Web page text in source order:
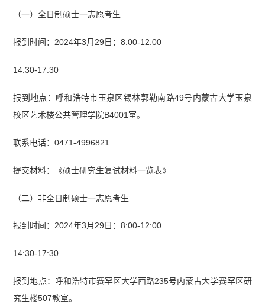
（一）全日制硕士一志愿考生
报到时间：2024年3月29日：8:00-12:00
14:30-17:30
报到地点：呼和浩特市玉泉区锡林郭勒南路49号内蒙古大学玉泉
校区艺术楼公共管理学院B4001室。
联系电话：0471-4996821
提交材料：《硕士研究生复试材料一览表》
（二）非全日制硕士一志愿考生
报到时间：2024年3月29日：8:00-12:00
14:30-17:30
报到地点：呼和浩特市赛罕区大学西路235号内蒙古大学赛罕区研
究生楼507教室。